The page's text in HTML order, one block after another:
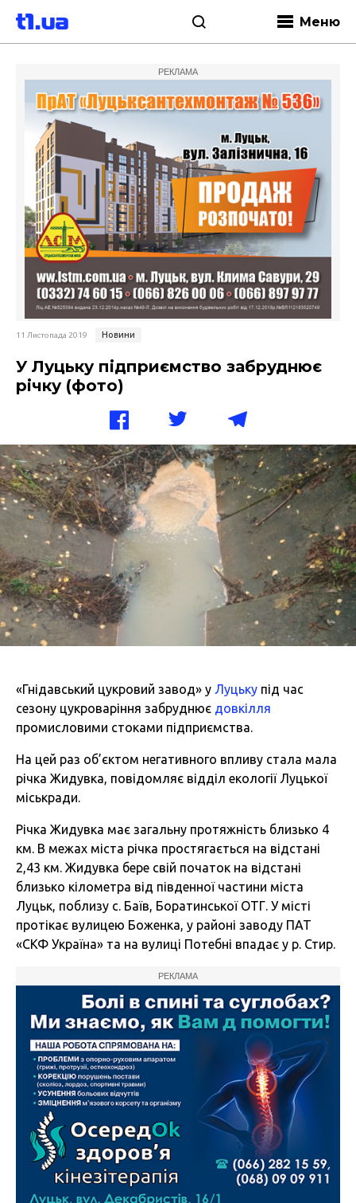
Меню
РЕКЛАМА
11 Листопада 2019 Новини
У Луцьку підприємство забруднює
річку (фото)
«Гнідавський цукровий завод» у Луцьку під час
сезону цукроваріння забруднює довкілля
промисловими стоками підприємства.
На цей раз об’єктом негативного впливу стала мала
річка Жидувка, повідомляє відділ екології Луцької
міськради.
Річка Жидувка має загальну протяжність близько 4
км. В межах міста річка простягається на відстані
2,43 км. Жидувка бере свій початок на відстані
близько кілометра від південної частини міста
Луцьк, поблизу с. Баїв, Боратинської ОТГ. У місті
протікає вулицею Боженка, у районі заводу ПАТ
«СКФ Україна» та на вулиці Потебні впадає у р. Стир.
РЕКЛАМА